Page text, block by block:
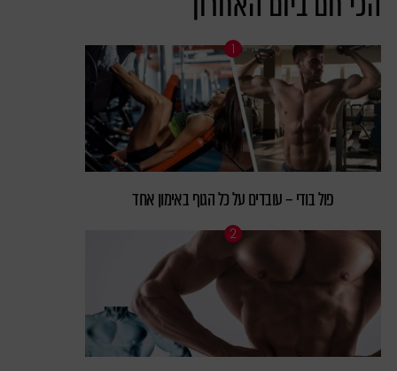
פול בודי – עובדים על כל הגוף באימון אחד